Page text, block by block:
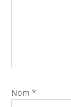
Nom*